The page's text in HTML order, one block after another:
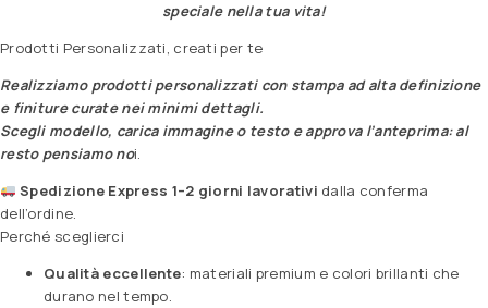
speciale nella tua vita!
Prodotti Personalizzati, creati per te
Realizziamo prodotti personalizzati con stampa ad alta definizione
e finiture curate nei minimi dettagli.
Scegli modello, carica immagine o testo e approva l’anteprima: al
resto pensiamo noi.
Spedizione Express 1–2 giorni lavorativi dalla conferma
dell’ordine.
Perché sceglierci
Qualità eccellente: materiali premium e colori brillanti che
durano nel tempo.